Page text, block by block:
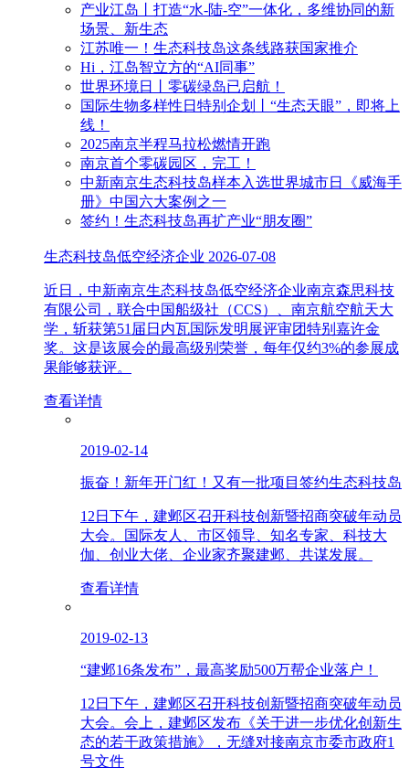
产业江岛丨打造“水-陆-空”一体化，多维协同的新
场景、新生态
江苏唯一！生态科技岛这条线路获国家推介
Hi，江岛智立方的“AI同事”
世界环境日丨零碳绿岛已启航！
国际生物多样性日特别企划丨“生态天眼”，即将上
线！
2025南京半程马拉松燃情开跑
南京首个零碳园区，完工！
中新南京生态科技岛样本入选世界城市日《威海手
册》中国六大案例之一
签约！生态科技岛再扩产业“朋友圈”
生态科技岛低空经济企业 2026-07-08
近日，中新南京生态科技岛低空经济企业南京森思科技
有限公司，联合中国船级社（CCS）、南京航空航天大
学，斩获第51届日内瓦国际发明展评审团特别嘉许金
奖。这是该展会的最高级别荣誉，每年仅约3%的参展成
果能够获评。
查看详情
2019-02-14
振奋！新年开门红！又有一批项目签约生态科技岛
12日下午，建邺区召开科技创新暨招商突破年动员
大会。国际友人、市区领导、知名专家、科技大
伽、创业大佬、企业家齐聚建邺、共谋发展。
查看详情
2019-02-13
“建邺16条发布”，最高奖励500万帮企业落户！
12日下午，建邺区召开科技创新暨招商突破年动员
大会。会上，建邺区发布《关于进一步优化创新生
态的若干政策措施》，无缝对接南京市委市政府1
号文件